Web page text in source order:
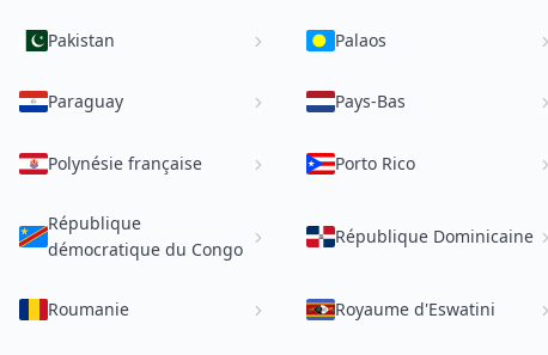
Pakistan Palaos
Paraguay Pays-Bas
Polynésie française Porto Rico
République
démocratique du Congo
République Dominicaine
Roumanie Royaume d'Eswatini